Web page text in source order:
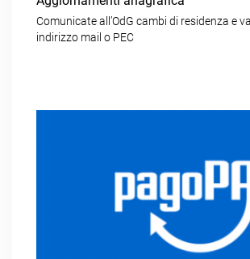
Comunicate all’OdG cambi di residenza e
indirizzo mail o PEC